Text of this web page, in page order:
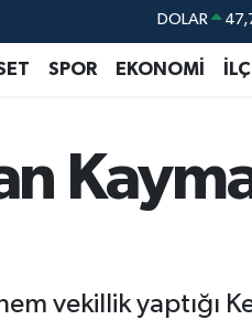
DOLAR
EURO
BİST100
SPOR EKONOMİ
vekillik yaptığı